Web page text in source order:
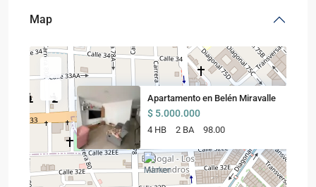
Map
Apartamento en Belén Miravalle
$ 5.000.000
4 HB 2 BA 98.00